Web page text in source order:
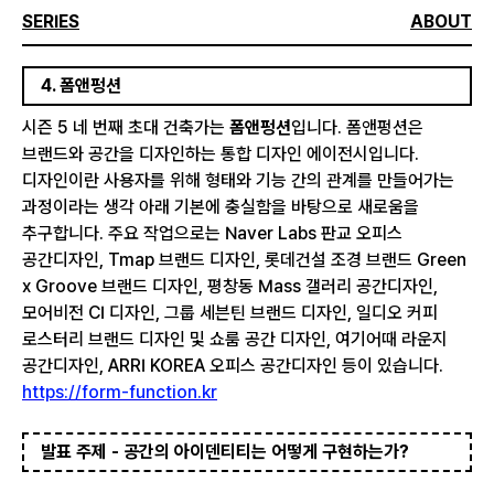
SERIES ABOUT
4. 폼앤펑션
시즌 5 네 번째 초대 건축가는 폼앤펑션입니다. 폼앤펑션은
브랜드와 공간을 디자인하는 통합 디자인 에이전시입니다.
디자인이란 사용자를 위해 형태와 기능 간의 관계를 만들어가는
과정이라는 생각 아래 기본에 충실함을 바탕으로 새로움을
추구합니다. 주요 작업으로는 Naver Labs 판교 오피스
공간디자인, Tmap 브랜드 디자인, 롯데건설 조경 브랜드 Green
x Groove 브랜드 디자인, 평창동 Mass 갤러리 공간디자인,
모어비전 CI 디자인, 그룹 세븐틴 브랜드 디자인, 일디오 커피
로스터리 브랜드 디자인 및 쇼룸 공간 디자인, 여기어때 라운지
공간디자인, ARRI KOREA 오피스 공간디자인 등이 있습니다.
https://form-function.kr
발표 주제 - 공간의 아이덴티티는 어떻게 구현하는가?